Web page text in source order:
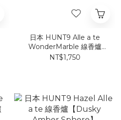
日本 HUNT9 Alle a te
WonderMarble 線香爐
【Nero】
NT$1,750